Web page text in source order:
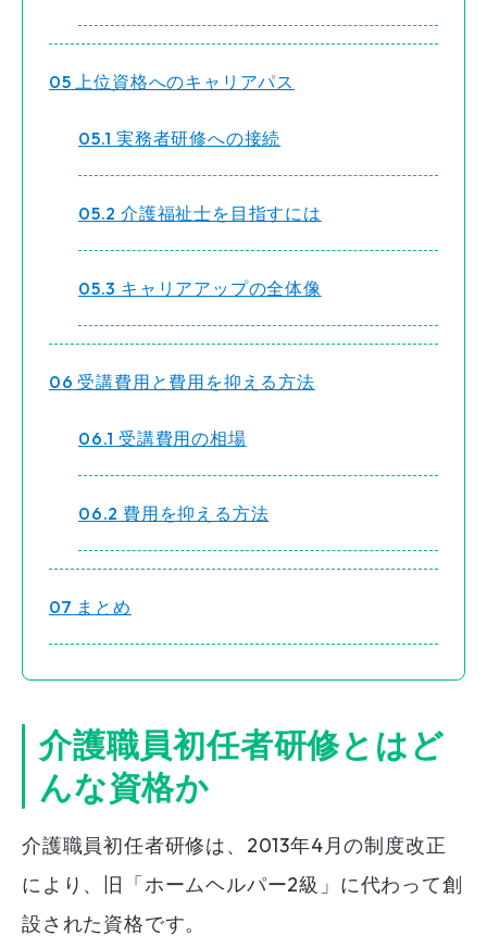
5 上位資格へのキャリアパス
5.1 実務者研修への接続
5.2 介護福祉士を目指すには
5.3 キャリアアップの全体像
6 受講費用と費用を抑える方法
6.1 受講費用の相場
6.2 費用を抑える方法
7 まとめ
介護職員初任者研修とはど
んな資格か
介護職員初任者研修は、2013年4月の制度改正
により、旧「ホームヘルパー2級」に代わって創
設された資格です。